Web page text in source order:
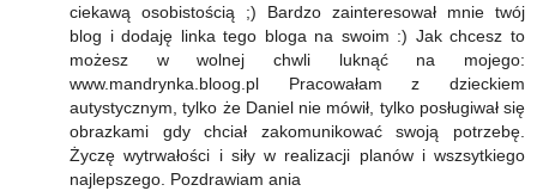
ciekawą osobistością ;) Bardzo zainteresował mnie twój
blog i dodaję linka tego bloga na swoim :) Jak chcesz to
możesz w wolnej chwli luknąć na mojego:
www.mandrynka.bloog.pl Pracowałam z dzieckiem
autystycznym, tylko że Daniel nie mówił, tylko posługiwał się
obrazkami gdy chciał zakomunikować swoją potrzebę.
Życzę wytrwałości i siły w realizacji planów i wszsytkiego
najlepszego. Pozdrawiam ania